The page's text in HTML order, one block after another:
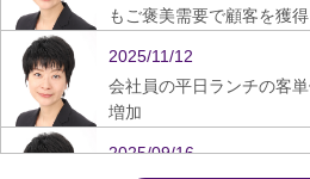
もご褒美需要で顧客を獲得
2025/11/12
会社員の平日ランチの客
増加
2025/09/16